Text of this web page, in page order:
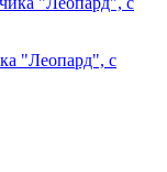
"Леопард", с